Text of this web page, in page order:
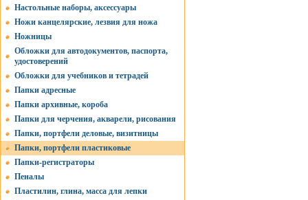
Настольные наборы, аксессуары
Ножи канцелярские, лезвия для ножа
Ножницы
Обложки для автодокументов, паспорта,
удостоверений
Обложки для учебников и тетрадей
Папки адресные
Папки архивные, короба
Папки для черчения, акварели, рисования
Папки, портфели деловые, визитницы
Папки, портфели пластиковые
Папки-регистраторы
Пеналы
Пластилин, глина, масса для лепки